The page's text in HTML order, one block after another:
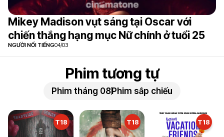
Mikey Madison vụt sáng tại Oscar với
chiến thắng hạng mục Nữ chính ở tuổi 25
NGƯỜI NỔI TIẾNG04/03
Phim tương tự
Phim tháng 08 Phim sắp chiếu
T18 T18 T18